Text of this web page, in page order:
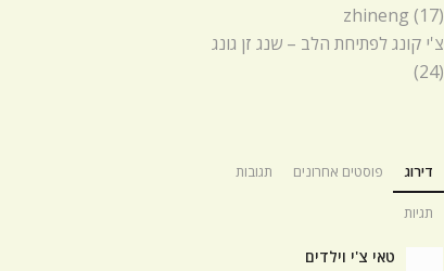
zhineng (17)
צ'י קונג לפתיחת הלב – שנג זן גונג
(24)
דירוג פוסטים אחרונים תגובות
תגיות
טאי צ'י וילדים